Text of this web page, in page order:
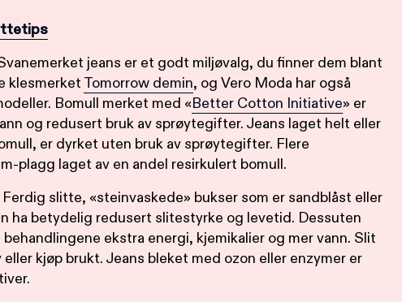
jeans er et godt miljøvalg, du finner dem blant
klesmerket Tomorrow demin, og Vero Moda har også
Bomull merket med «Better Cotton Initiative» er
og redusert bruk av sprøytegifter. Jeans laget helt eller
er dyrket uten bruk av sprøytegifter. Flere
plagg laget av en andel resirkulert bomull.
Ferdig slitte, «steinvaskede» bukser som er sandblåst eller
ha betydelig redusert slitestyrke og levetid. Dessuten
ekstra energi, kjemikalier og mer vann. Slit
kjøp brukt. Jeans bleket med ozon eller enzymer er